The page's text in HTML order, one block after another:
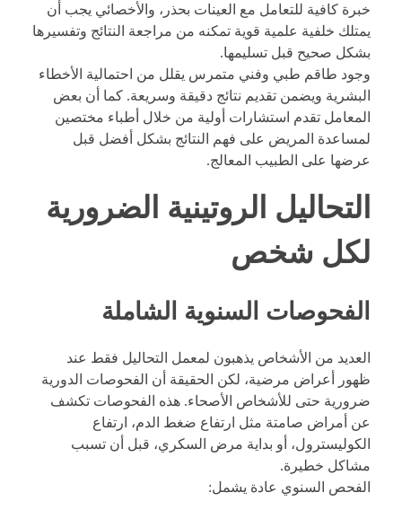
خبرة كافية للتعامل مع العينات بحذر، والأخصائي يجب أن
يمتلك خلفية علمية قوية تمكنه من مراجعة النتائج وتفسيرها
بشكل صحيح قبل تسليمها.
وجود طاقم طبي وفني متمرس يقلل من احتمالية الأخطاء
البشرية ويضمن تقديم نتائج دقيقة وسريعة. كما أن بعض
المعامل تقدم استشارات أولية من خلال أطباء مختصين
لمساعدة المريض على فهم النتائج بشكل أفضل قبل
عرضها على الطبيب المعالج.
التحاليل الروتينية الضرورية
لكل شخص
الفحوصات السنوية الشاملة
العديد من الأشخاص يذهبون لمعمل التحاليل فقط عند
ظهور أعراض مرضية، لكن الحقيقة أن الفحوصات الدورية
ضرورية حتى للأشخاص الأصحاء. هذه الفحوصات تكشف
عن أمراض صامتة مثل ارتفاع ضغط الدم، ارتفاع
الكوليسترول، أو بداية مرض السكري، قبل أن تسبب
مشاكل خطيرة.
الفحص السنوي عادة يشمل: